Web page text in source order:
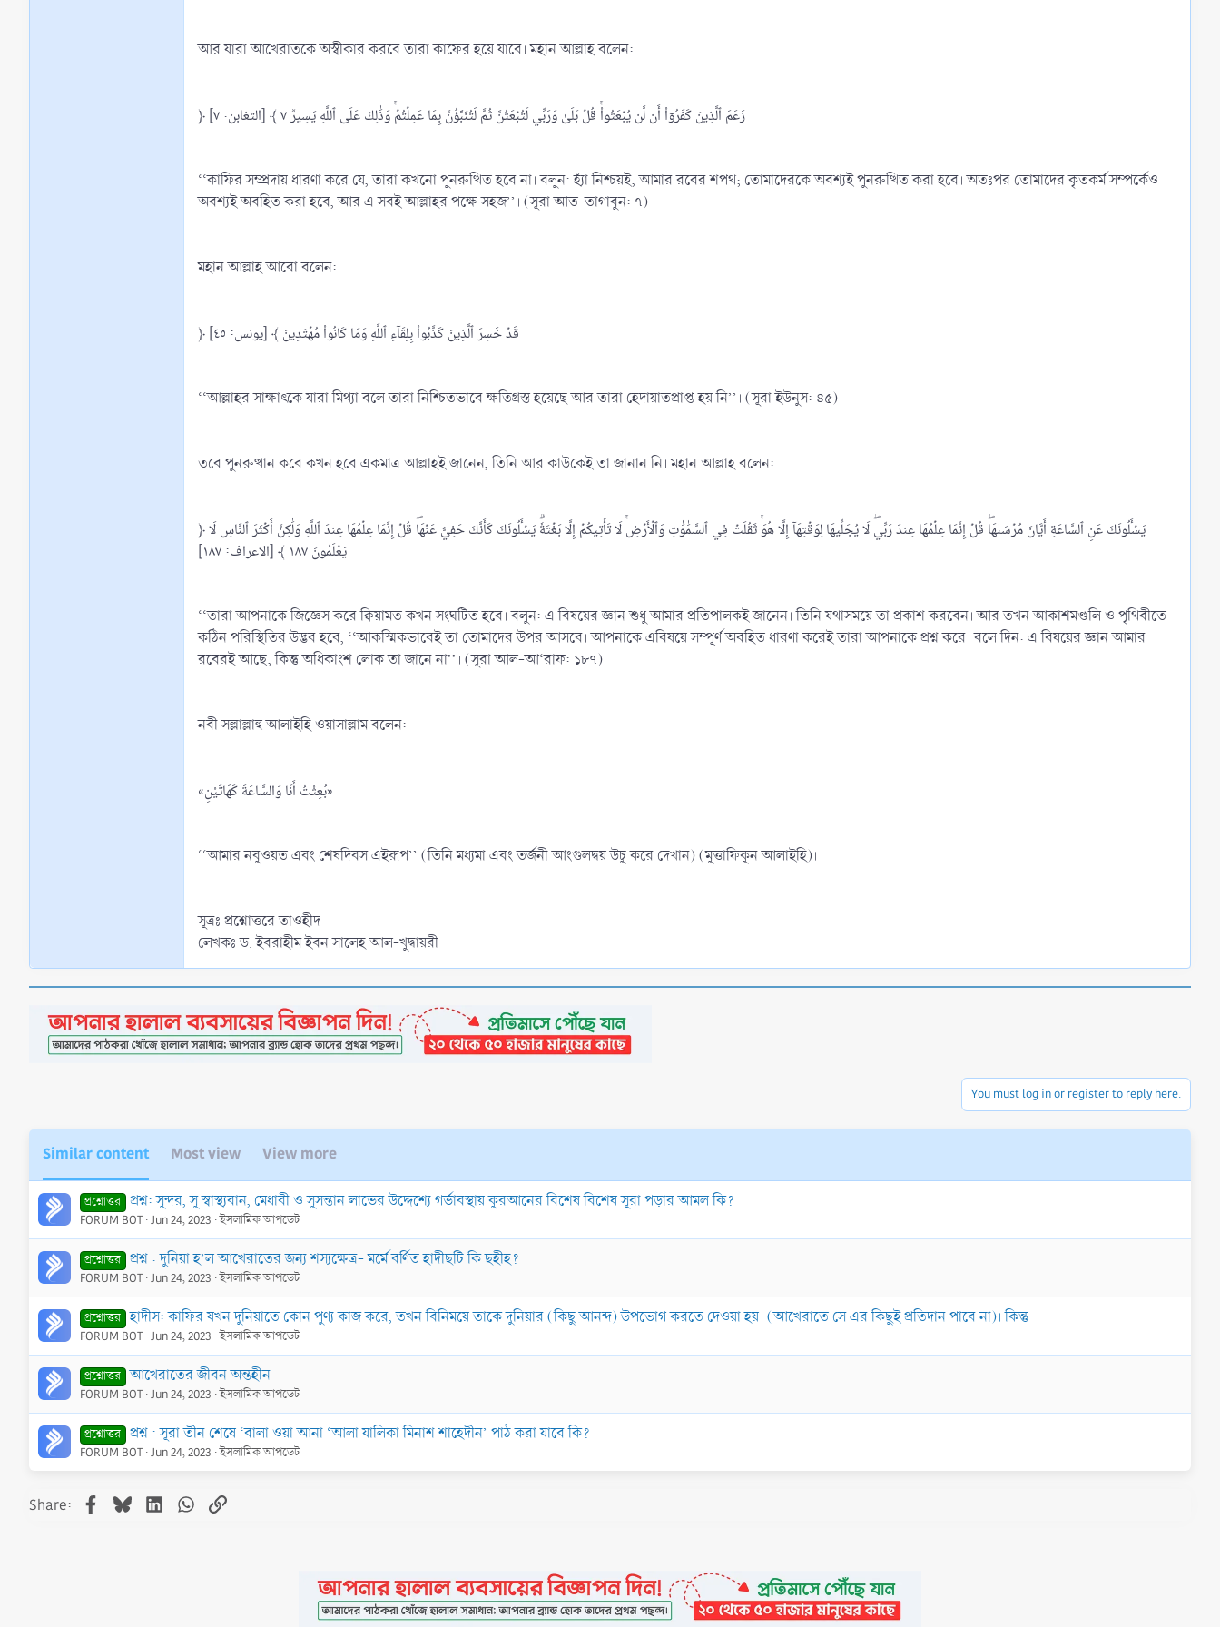
আর যারা আখেরাতকে অস্বীকার করবে তারা কাফের হয়ে যাবে। মহান আল্লাহ বলেন:
﴿ زَعَمَ ٱلَّذِينَ كَفَرُوٓاْ أَن لَّن يُبۡعَثُواْۚ قُلۡ بَلَىٰ وَرَبِّي لَتُبۡعَثُنَّ ثُمَّ لَتُنَبَّؤُنَّ بِمَا عَمِلۡتُمۡۚ وَذَٰلِكَ عَلَى ٱللَّهِ يَسِيرٞ ٧ ﴾ [التغابن: ٧]
‘‘কাফির সম্প্রদায় ধারণা করে যে, তারা কখনো পুনরুত্থিত হবে না। বলুন: হ্যাঁ নিশ্চয়ই, আমার রবের শপথ; তোমাদেরকে অবশ্যই পুনরুত্থিত করা হবে। অতঃপর তোমাদের কৃতকর্ম সম্পর্কেও
অবশ্যই অবহিত করা হবে, আর এ সবই আল্লাহর পক্ষে সহজ’’। (সূরা আত-তাগাবুন: ৭)
মহান আল্লাহ আরো বলেন:
﴿ قَدۡ خَسِرَ ٱلَّذِينَ كَذَّبُواْ بِلِقَآءِ ٱللَّهِ وَمَا كَانُواْ مُهۡتَدِينَ ﴾ [يونس: ٤٥]
‘‘আল্লাহর সাক্ষাৎকে যারা মিথ্যা বলে তারা নিশ্চিতভাবে ক্ষতিগ্রস্ত হয়েছে আর তারা হেদায়াতপ্রাপ্ত হয় নি’’। (সূরা ইউনুস: ৪৫)
তবে পুনরুত্থান কবে কখন হবে একমাত্র আল্লাহই জানেন, তিনি আর কাউকেই তা জানান নি। মহান আল্লাহ বলেন:
﴿ يَسۡ‍َٔلُونَكَ عَنِ ٱلسَّاعَةِ أَيَّانَ مُرۡسَىٰهَاۖ قُلۡ إِنَّمَا عِلۡمُهَا عِندَ رَبِّيۖ لَا يُجَلِّيهَا لِوَقۡتِهَآ إِلَّا هُوَۚ ثَقُلَتۡ فِي ٱلسَّمَٰوَٰتِ وَٱلۡأَرۡضِۚ لَا تَأۡتِيكُمۡ إِلَّا بَغۡتَةٗۗ يَسۡ‍َٔلُونَكَ كَأَنَّكَ حَفِيٌّ عَنۡهَاۖ قُلۡ إِنَّمَا عِلۡمُهَا عِندَ ٱللَّهِ وَلَٰكِنَّ أَكۡثَرَ ٱلنَّاسِ لَا
يَعۡلَمُونَ ١٨٧ ﴾ [الاعراف: ١٨٧]
‘‘তারা আপনাকে জিজ্ঞেস করে ক্বিয়ামত কখন সংঘটিত হবে। বলুন: এ বিষয়ের জ্ঞান শুধু আমার প্রতিপালকই জানেন। তিনি যথাসময়ে তা প্রকাশ করবেন। আর তখন আকাশমণ্ডলি ও পৃথিবীতে
কঠিন পরিস্থিতির উদ্ভব হবে, ‘‘আকস্মিকভাবেই তা তোমাদের উপর আসবে। আপনাকে এবিষয়ে সম্পূর্ণ অবহিত ধারণা করেই তারা আপনাকে প্রশ্ন করে। বলে দিন: এ বিষয়ের জ্ঞান আমার
রবেরই আছে, কিন্তু অধিকাংশ লোক তা জানে না’’। (সূরা আল-আ‘রাফ: ১৮৭)
নবী সল্লাল্লাহু আলাইহি ওয়াসাল্লাম বলেন:
«بُعِثْتُ أَنَا وَالسَّاعَةَ كَهَاتَيْنِ»
‘‘আমার নবুওয়ত এবং শেষদিবস এইরূপ’’ (তিনি মধ্যমা এবং তর্জনী আংগুলদ্বয় উচু করে দেখান) (মুত্তাফিকুন আলাইহি)।
সূত্রঃ প্রশ্নোত্তরে তাওহীদ
লেখকঃ ড. ইবরাহীম ইবন সালেহ আল-খুদ্বায়রী
You must log in or register to reply here.
Similar content Most view View more
প্রশ্নোত্তর প্রশ্ন: সুন্দর, সু স্বাস্থ্যবান, মেধাবী ও সুসন্তান লাভের উদ্দেশ্যে গর্ভাবস্থায় কুরআনের বিশেষ বিশেষ সূরা পড়ার আমল কি?
FORUM BOT Jun 24, 2023 ইসলামিক আপডেট
প্রশ্নোত্তর প্রশ্ন : দুনিয়া হ’ল আখেরাতের জন্য শস্যক্ষেত্র- মর্মে বর্ণিত হাদীছটি কি ছহীহ?
FORUM BOT Jun 24, 2023 ইসলামিক আপডেট
প্রশ্নোত্তর হাদীস: কাফির যখন দুনিয়াতে কোন পুণ্য কাজ করে, তখন বিনিময়ে তাকে দুনিয়ার (কিছু আনন্দ) উপভোগ করতে দেওয়া হয়। (আখেরাতে সে এর কিছুই প্রতিদান পাবে না)। কিন্তু
FORUM BOT Jun 24, 2023 ইসলামিক আপডেট
প্রশ্নোত্তর আখেরাতের জীবন অন্তহীন
FORUM BOT Jun 24, 2023 ইসলামিক আপডেট
প্রশ্নোত্তর প্রশ্ন : সূরা তীন শেষে ‘বালা ওয়া আনা ‘আলা যালিকা মিনাশ শাহেদীন’ পাঠ করা যাবে কি?
FORUM BOT Jun 24, 2023 ইসলামিক আপডেট
Share: Facebook
BlueskyLinkedInWhatsApp
Link